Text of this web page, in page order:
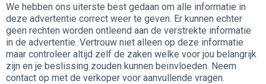
We hebben ons uiterste best gedaan om alle informatie in
deze advertentie correct weer te geven. Er kunnen echter
geen rechten worden ontleend aan de verstrekte informatie
in de advertentie. Vertrouw niet alleen op deze informatie
maar controleer altijd zelf de zaken welke voor jou belangrijk
zijn en je beslissing zouden kunnen beïnvloeden. Neem
contact op met de verkoper voor aanvullende vragen.